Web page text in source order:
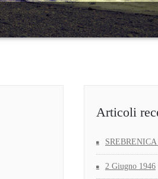
Articoli
SREBRENICA
2 Giugno 1946